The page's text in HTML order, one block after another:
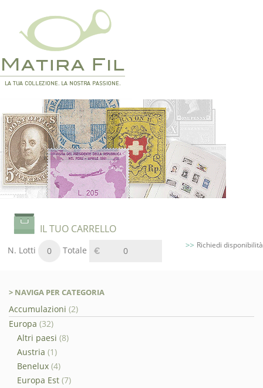
IL TUO CARRELLO
N. Lotti 0 Totale 0
Richiedi disponibilità
> NAVIGA PER CATEGORIA
Accumulazioni (2)
Europa (32)
Altri paesi (8)
Austria (1)
Benelux (4)
Europa Est (7)